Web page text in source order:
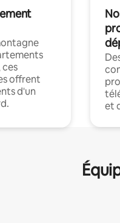
offrent
d'un
et